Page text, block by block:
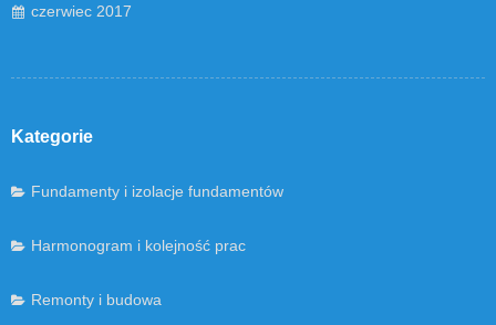
czerwiec 2017
Kategorie
Fundamenty i izolacje fundamentów
Harmonogram i kolejność prac
Remonty i budowa